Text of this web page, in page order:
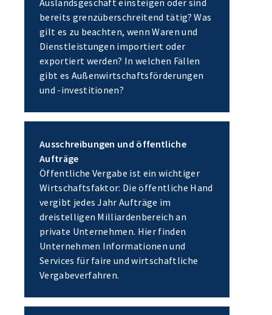
bereits grenzüberschreitend tätig? Was
gilt es zu beachten, wenn Waren und
Dienstleistungen importiert oder
exportiert werden? In welchen Fällen
gibt es Außenwirtschaftsförderungen
und -investitionen?
Ausschreibungen und öffentliche
Aufträge
Öffentliche Vergabe ist ein wichtiger
Wirtschaftsfaktor: Die öffentliche Hand
vergibt jedes Jahr Aufträge im
dreistelligen Milliardenbereich an
private Unternehmen. Hier finden
Unternehmen Informationen und
Services für faire und wirtschaftliche
Vergabeverfahren.